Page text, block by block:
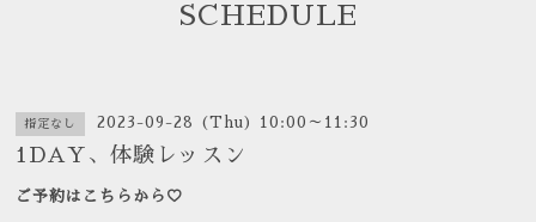
SCHEDULE
指定なし 2023-09-28 (Thu) 10:00～11:30
1DAY、体験レッスン
ご予約はこちらから♡